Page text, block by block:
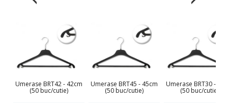
Umerase BRT42 - 42cm
(50 buc/cutie)
Umerase BRT45 - 45cm
(50 buc/cutie)
Umerase BRT30 -
(50 buc/cutie)